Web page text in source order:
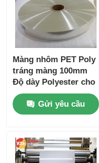
Màng nhôm PET Poly
tráng màng 100mm
Độ dày Polyester cho
ống dẫn khí
Gửi yêu cầu